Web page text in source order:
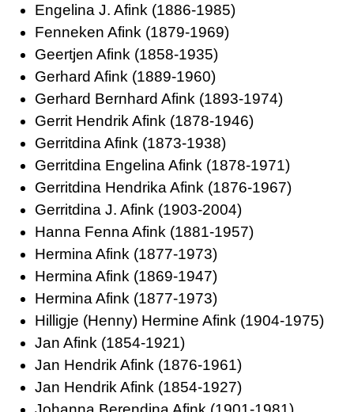
Engelina J. Afink (1886-1985)
Fenneken Afink (1879-1969)
Geertjen Afink (1858-1935)
Gerhard Afink (1889-1960)
Gerhard Bernhard Afink (1893-1974)
Gerrit Hendrik Afink (1878-1946)
Gerritdina Afink (1873-1938)
Gerritdina Engelina Afink (1878-1971)
Gerritdina Hendrika Afink (1876-1967)
Gerritdina J. Afink (1903-2004)
Hanna Fenna Afink (1881-1957)
Hermina Afink (1877-1973)
Hermina Afink (1869-1947)
Hermina Afink (1877-1973)
Hilligje (Henny) Hermine Afink (1904-1975)
Jan Afink (1854-1921)
Jan Hendrik Afink (1876-1961)
Jan Hendrik Afink (1854-1927)